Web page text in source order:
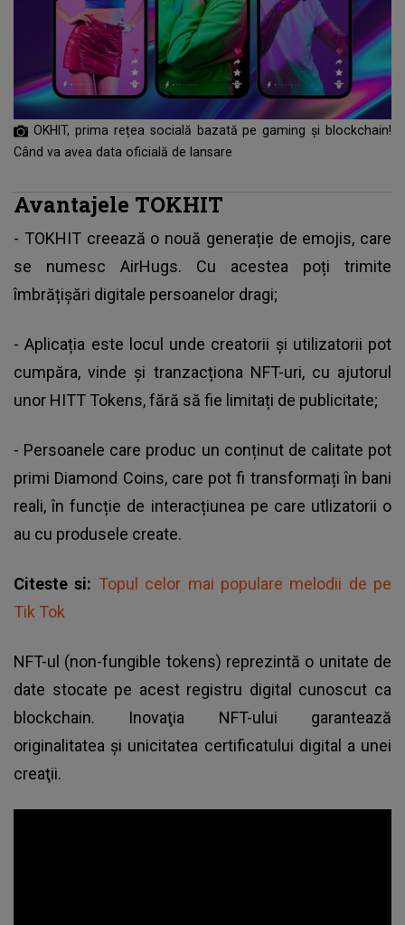
OKHIT, prima rețea socială bazată pe gaming și blockchain!
Când va avea data oficială de lansare
Avantajele TOKHIT
- TOKHITcreează o nouă generație de emojis, care
se numesc AirHugs. Cu acestea poți trimite
îmbrățișări digitale persoanelor dragi;
- Aplicația este locul unde creatorii și utilizatorii pot
cumpăra, vinde și tranzacționa NFT-uri, cu ajutorul
unor HITT Tokens, fără să fie limitați de publicitate;
- Persoanele care produc un conținut de calitate pot
primi Diamond Coins, care pot fi transformați în bani
reali, în funcție de interacțiunea pe care utlizatorii o
au cu produsele create.
Citeste si: Topul celor mai populare melodii de pe
Tik Tok
NFT-ul (non-fungible tokens) reprezintă o unitate de
date stocate pe acest registru digital cunoscut ca
blockchain. Inovaţia NFT-ului garantează
originalitatea şi unicitatea certificatului digital a unei
creaţii.